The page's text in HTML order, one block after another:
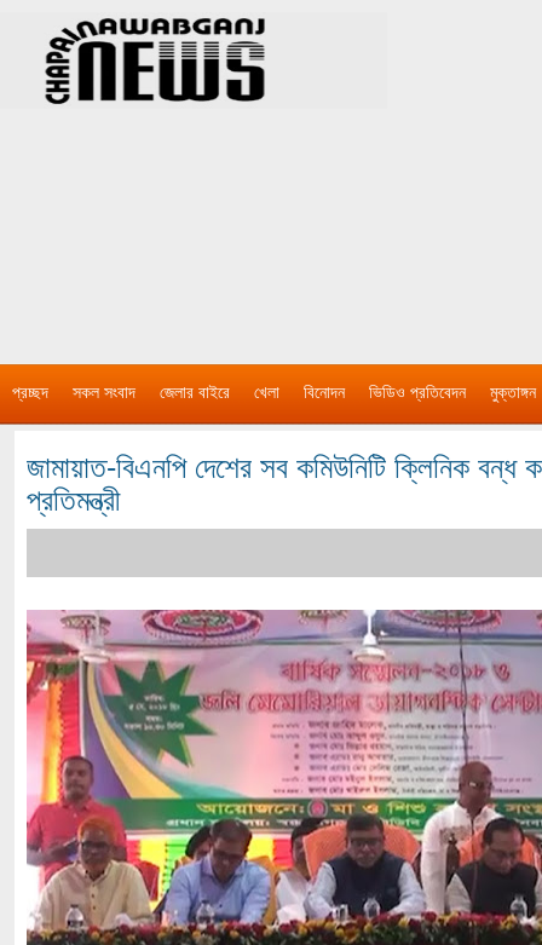
প্রচ্ছদ সকল সংবাদ জেলার বাইরে খেলা বিনোদন ভিডিও প্রতিবেদন মুক্তাঙ্গন
জামায়াত-বিএনপি দেশের সব কমিউনিটি ক্লিনিক বন্ধ
প্রতিমন্ত্রী